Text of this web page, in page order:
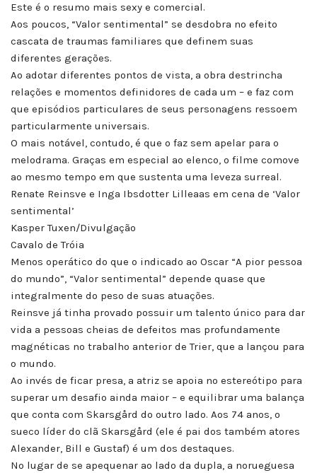
Este é o resumo mais sexy e comercial.
Aos poucos, “Valor sentimental” se desdobra no efeito
cascata de traumas familiares que definem suas
diferentes gerações.
Ao adotar diferentes pontos de vista, a obra destrincha
relações e momentos definidores de cada um – e faz com
que episódios particulares de seus personagens ressoem
particularmente universais.
O mais notável, contudo, é que o faz sem apelar para o
melodrama. Graças em especial ao elenco, o filme comove
ao mesmo tempo em que sustenta uma leveza surreal.
Renate Reinsve e Inga Ibsdotter Lilleaas em cena de ‘Valor
sentimental’
Kasper Tuxen/Divulgação
Cavalo de Tróia
Menos operático do que o indicado ao Oscar “A pior pessoa
do mundo”, “Valor sentimental” depende quase que
integralmente do peso de suas atuações.
Reinsve já tinha provado possuir um talento único para dar
vida a pessoas cheias de defeitos mas profundamente
magnéticas no trabalho anterior de Trier, que a lançou para
o mundo.
Ao invés de ficar presa, a atriz se apoia no estereótipo para
superar um desafio ainda maior – e equilibrar uma balança
que conta com Skarsgård do outro lado. Aos 74 anos, o
sueco líder do clã Skarsgård (ele é pai dos também atores
Alexander, Bill e Gustaf) é um dos destaques.
No lugar de se apequenar ao lado da dupla, a norueguesa